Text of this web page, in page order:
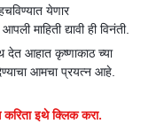
येणार
माहिती द्यावी ही विनंती.
देत आहात कृष्णाकाठ च्या
आमचा प्रयत्न आहे.
इथे क्लिक करा.